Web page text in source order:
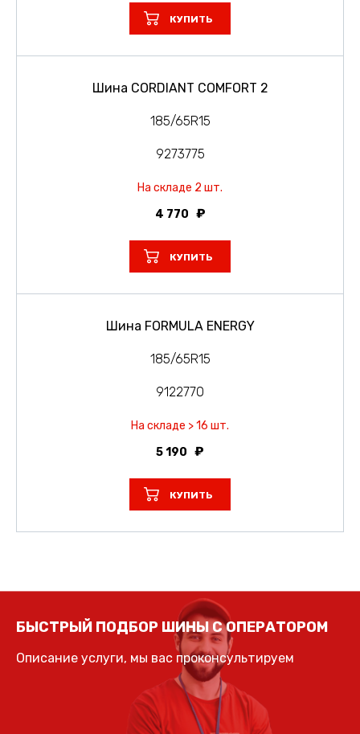
КУПИТЬ
Шина CORDIANT COMFORT 2
185/65R15
9273775
На складе 2 шт.
4 770
КУПИТЬ
Шина FORMULA ENERGY
185/65R15
9122770
На складе > 16 шт.
5 190
КУПИТЬ
БЫСТРЫЙ ПОДБОР ШИНЫ С ОПЕРАТОРОМ
Описание услуги, мы вас проконсультируем